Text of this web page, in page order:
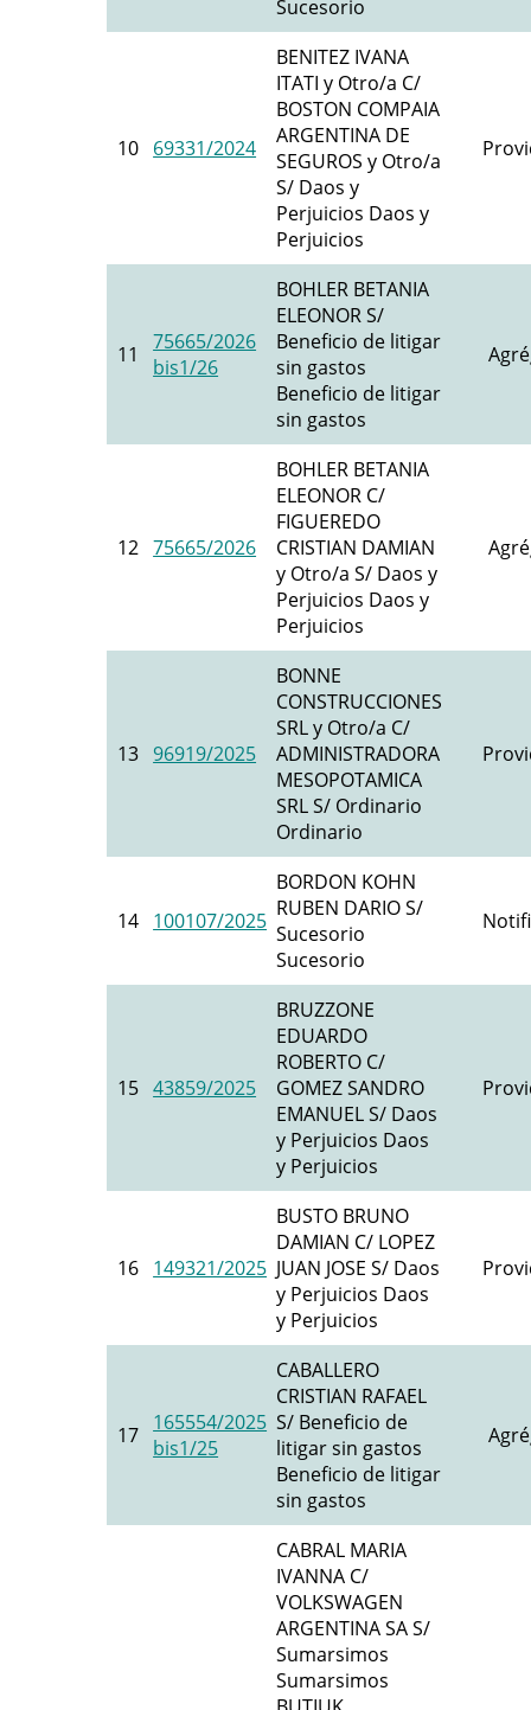
Sucesorio
10 69331/2024
BENITEZ IVANA
ITATI y Otro/a C/
BOSTON COMPAIA
ARGENTINA DE
SEGUROS y Otro/a
S/ Daos y
Perjuicios Daos y
Perjuicios
11
75665/2026
bis1/26
BOHLER BETANIA
ELEONOR S/
Beneficio de litigar
sin gastos
Beneficio de litigar
sin gastos
12 75665/2026
BOHLER BETANIA
ELEONOR C/
FIGUEREDO
CRISTIAN DAMIAN
y Otro/a S/ Daos y
Perjuicios Daos y
Perjuicios
13 96919/2025
BONNE
CONSTRUCCIONES
SRL y Otro/a C/
ADMINISTRADORA
MESOPOTAMICA
SRL S/ Ordinario
Ordinario
14 100107/2025
BORDON KOHN
RUBEN DARIO S/
Sucesorio
Sucesorio
15 43859/2025
BRUZZONE
EDUARDO
ROBERTO C/
GOMEZ SANDRO
EMANUEL S/ Daos
y Perjuicios Daos
y Perjuicios
16 149321/2025
BUSTO BRUNO
DAMIAN C/ LOPEZ
JUAN JOSE S/ Daos
y Perjuicios Daos
y Perjuicios
17
165554/2025
bis1/25
CABALLERO
CRISTIAN RAFAEL
S/ Beneficio de
litigar sin gastos
Beneficio de litigar
sin gastos
CABRAL MARIA
IVANNA C/
VOLKSWAGEN
ARGENTINA SA S/
Sumarsimos
Sumarsimos